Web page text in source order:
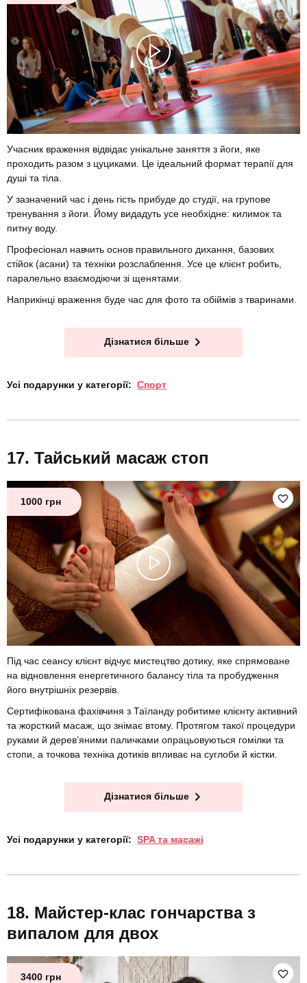
Учасник враження відвідає унікальне заняття з йоги, яке
проходить разом з цуциками. Це ідеальний формат терапії для
душі та тіла.
У зазначений час і день гість прибуде до студії, на групове
тренування з йоги. Йому видадуть усе необхідне: килимок та
питну воду.
Професіонал навчить основ правильного дихання, базових
стійок (асани) та техніки розслаблення. Усе це клієнт робить,
паралельно взаємодіючи зі щенятами.
Наприкінці враження буде час для фото та обіймів з тваринами.
Дізнатися більше
Усі подарунки у категорії: Спорт
Тайський масаж стоп
1000 грн
Під час сеансу клієнт відчує мистецтво дотику, яке спрямоване
на відновлення енергетичного балансу тіла та пробудження
його внутрішніх резервів.
Сертифікована фахівчиня з Таїланду робитиме клієнту активний
та жорсткий масаж, що знімає втому. Протягом такої процедури
руками й дерев’яними паличками опрацьовуються гомілки та
стопи, а точкова техніка дотиків впливає на суглоби й кістки.
Дізнатися більше
Усі подарунки у категорії: SPA та масажі
Майстер-клас гончарства з
випалом для двох
3400 грн